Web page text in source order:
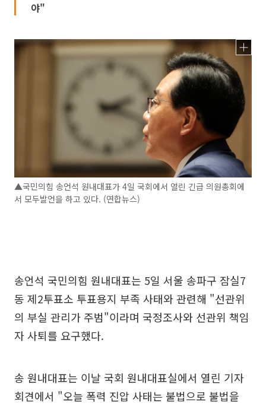
야"
▲국민의힘 송언석 원내대표가 4일 국회에서 열린 긴급 의원총회에
서 모두발언을 하고 있다. (연합뉴스)
송언석 국민의힘 원내대표는 5일 서울 송파구 잠실7
동 제2투표소 투표용지 부족 사태와 관련해 "선관위
의 부실 관리가 주범"이라며 국정조사와 선관위 책임
자 사퇴를 요구했다.
송 원내대표는 이날 국회 원내대표실에서 열린 기자
회견에서 "오늘 폭력 진압 사태는 불법으로 불법을